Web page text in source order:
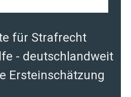
für Strafrecht
- deutschlandweit
Ersteinschätzung